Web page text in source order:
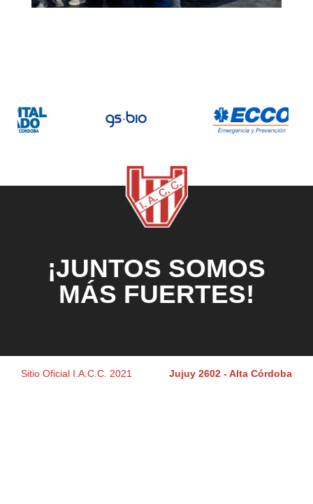
¡JUNTOS SOMOS
MÁS FUERTES!
Sitio Oficial I.A.C.C. 2021 Jujuy 2602 - Alta Córdoba